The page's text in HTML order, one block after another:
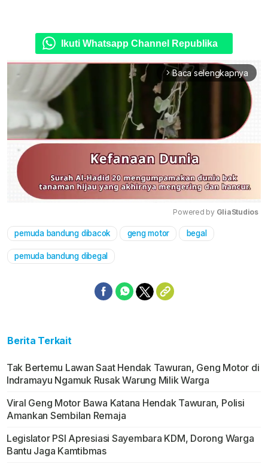
Ikuti Whatsapp Channel Republika
arrow_forward_ios Baca selengkapnya
Powered by GliaStudios
pemuda bandung dibacok geng motor begal
pemuda bandung dibegal
Berita Terkait
Tak Bertemu Lawan Saat Hendak Tawuran, Geng Motor di
Indramayu Ngamuk Rusak Warung Milik Warga
Viral Geng Motor Bawa Katana Hendak Tawuran, Polisi
Amankan Sembilan Remaja
Legislator PSI Apresiasi Sayembara KDM, Dorong Warga
Bantu Jaga Kamtibmas